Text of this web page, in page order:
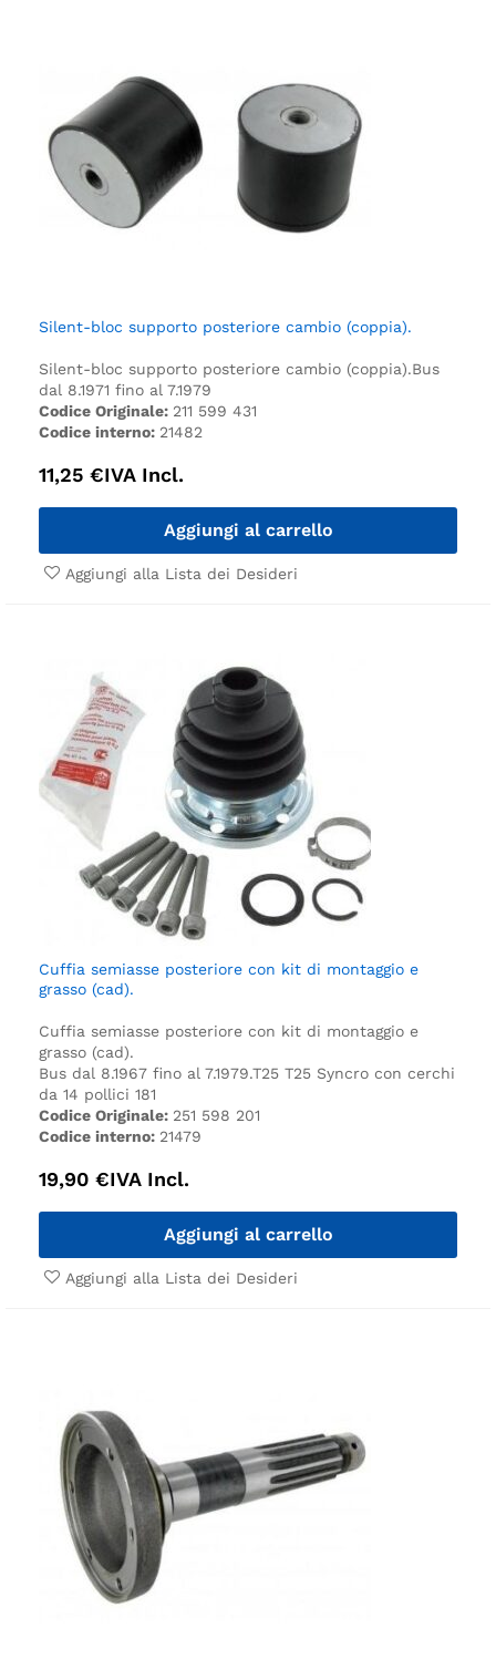
Silent-bloc supporto posteriore cambio (coppia).
Silent-bloc supporto posteriore cambio (coppia).Bus
dal 8.1971 fino al 7.1979
Codice Originale: 211 599 431
Codice interno: 21482
11,25 €IVA Incl.
Aggiungi al carrello
Aggiungi alla Lista dei Desideri
Cuffia semiasse posteriore con kit di montaggio e
grasso (cad).
Cuffia semiasse posteriore con kit di montaggio e
grasso (cad).
Bus dal 8.1967 fino al 7.1979.T25 T25 Syncro con cerchi
da 14 pollici 181
Codice Originale: 251 598 201
Codice interno: 21479
19,90 €IVA Incl.
Aggiungi al carrello
Aggiungi alla Lista dei Desideri